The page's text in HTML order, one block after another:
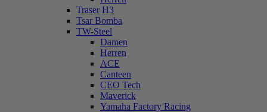
Traser H3
Tsar Bomba
TW-Steel
Damen
Herren
ACE
Canteen
CEO Tech
Maverick
Yamaha Factory Racing